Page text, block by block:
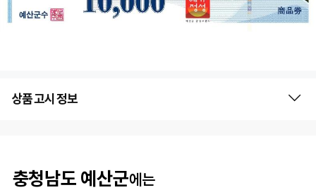
상품 고시 정보
충청남도 예산군에는